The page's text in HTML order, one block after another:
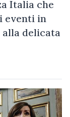
Italia che
eventi in
alla delicata